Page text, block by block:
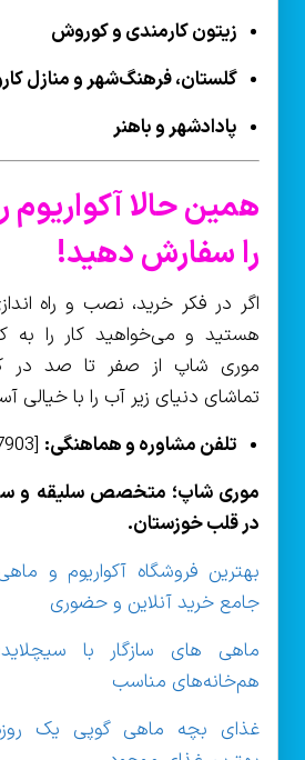
زیتون کارمندی و کوروش
گلستان، فرهنگ‌شهر و منازل
پادادشهر و باهنر
همین حالا آکواریوم
را سفارش دهید!
اگر در فکر خرید، نصب و راه
هستید و می‌خواهید کار را به
موری شاپ از صفر تا صد در
تماشای دنیای زیر آب را با خیالی
تلفن مشاوره و هماهنگی: [09217577903]
موری شاپ؛ متخصص سلیقه و
در قلب خوزستان.
بهترین فروشگاه آکواریوم و
جامع خرید آنلاین و حضوری
ماهی های سازگار با
هم‌خانه‌های مناسب
غذای بچه ماهی گوپی یک